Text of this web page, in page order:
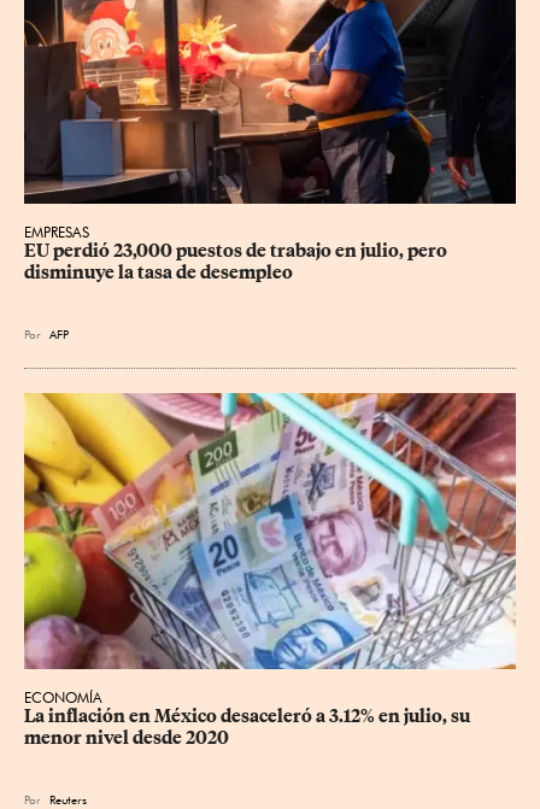
EMPRESAS
EU perdió 23,000 puestos de trabajo en julio, pero
disminuye la tasa de desempleo
Por AFP
ECONOMÍA
La inflación en México desaceleró a 3.12% en julio, su
menor nivel desde 2020
Por Reuters